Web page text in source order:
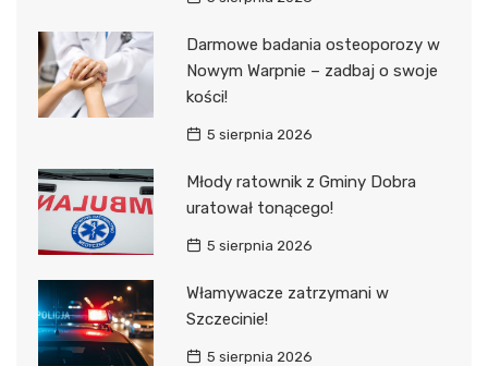
Darmowe badania osteoporozy w
Nowym Warpnie – zadbaj o swoje
kości!
5 sierpnia 2026
Młody ratownik z Gminy Dobra
uratował tonącego!
5 sierpnia 2026
Włamywacze zatrzymani w
Szczecinie!
5 sierpnia 2026